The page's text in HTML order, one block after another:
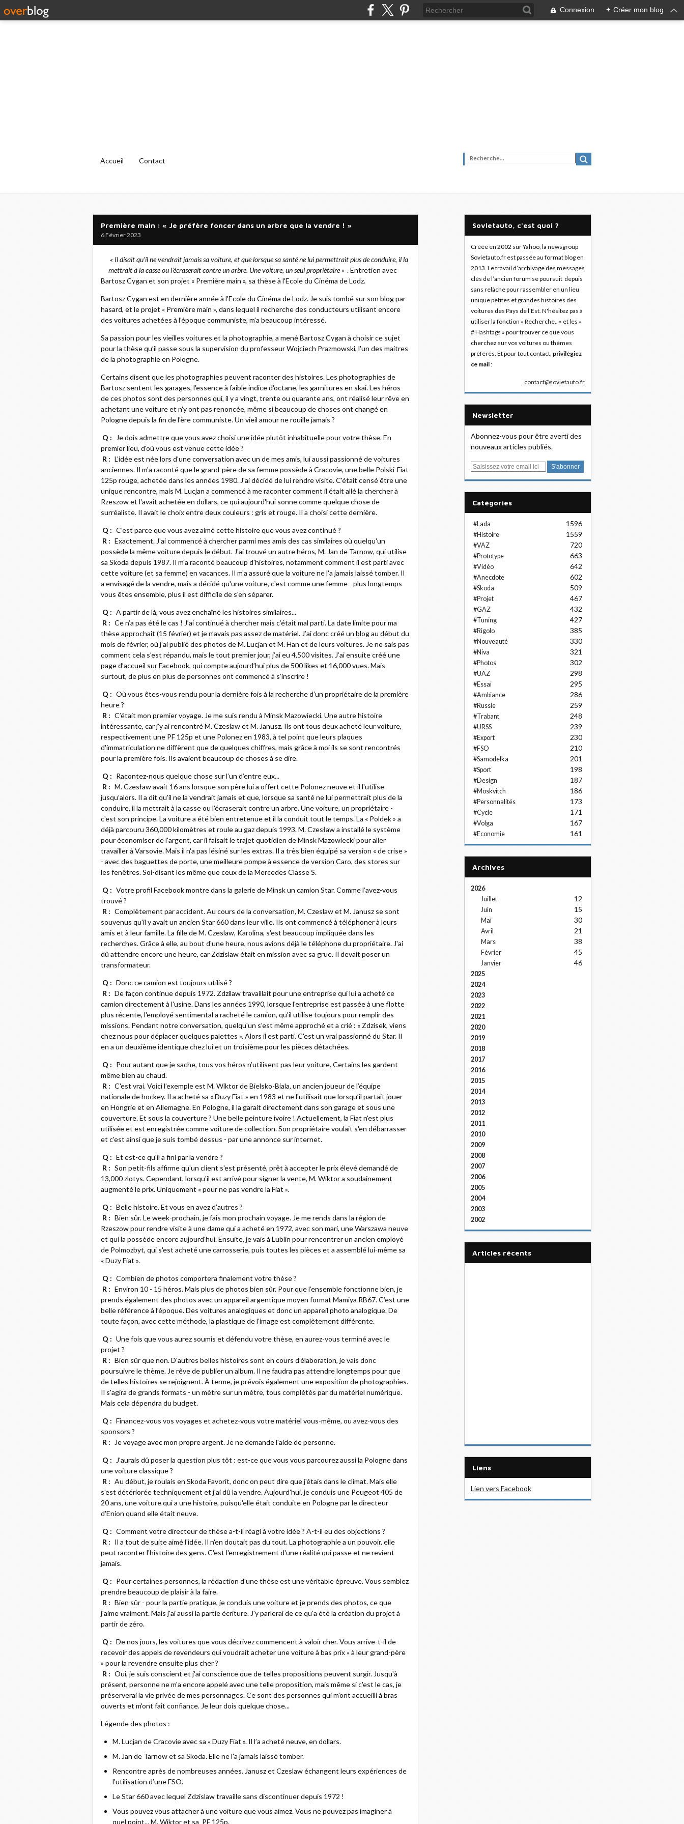
Connexion + Créer mon blog
Accueil Contact
Première main : « Je préfère foncer dans un arbre que la vendre ! »
6 Février 2023
« Il disait qu’il ne vendrait jamais sa voiture, et que lorsque sa santé ne lui permettrait plus de conduire, il la
mettrait à la casse ou l’écraserait contre un arbre. Une voiture, un seul propriétaire » . Entretien avec
Bartosz Cygan et son projet « Première main », sa thèse à l'Ecole du Cinéma de Lodz.
Bartosz Cygan est en dernière année à l'Ecole du Cinéma de Lodz. Je suis tombé sur son blog par
hasard, et le projet « Première main », dans lequel il recherche des conducteurs utilisant encore
des voitures achetées à l'époque communiste, m'a beaucoup intéressé.
Sa passion pour les vieilles voitures et la photographie, a mené Bartosz Cygan à choisir ce sujet
pour la thèse qu’il passe sous la supervision du professeur Wojciech Prazmowski, l'un des maitres
de la photographie en Pologne.
Certains disent que les photographies peuvent raconter des histoires. Les photographies de
Bartosz sentent les garages, l'essence à faible indice d'octane, les garnitures en skai. Les héros
de ces photos sont des personnes qui, il y a vingt, trente ou quarante ans, ont réalisé leur rêve en
achetant une voiture et n'y ont pas renoncée, même si beaucoup de choses ont changé en
Pologne depuis la fin de l'ère communiste. Un vieil amour ne rouille jamais ?
Q :
Je dois admettre que vous avez choisi une idée plutôt inhabituelle pour votre thèse. En
premier lieu, d'où vous est venue cette idée ?
R : L’idée est née lors d’une conversation avec un de mes amis, lui aussi passionné de voitures
anciennes. Il m'a raconté que le grand-père de sa femme possède à Cracovie, une belle Polski-Fiat
125p rouge, achetée dans les années 1980. J'ai décidé de lui rendre visite. C'était censé être une
unique rencontre, mais M. Lucjan a commencé à me raconter comment il était allé la chercher à
Rzeszow et l'avait achetée en dollars, ce qui aujourd'hui sonne comme quelque chose de
surréaliste. Il avait le choix entre deux couleurs : gris et rouge. Il a choisi cette dernière.
Q : C’est parce que vous avez aimé cette histoire que vous avez continué ?
R : Exactement. J'ai commencé à chercher parmi mes amis des cas similaires où quelqu'un
possède la même voiture depuis le début. J'ai trouvé un autre héros, M. Jan de Tarnow, qui utilise
sa Skoda depuis 1987. Il m'a raconté beaucoup d'histoires, notamment comment il est parti avec
cette voiture (et sa femme) en vacances. Il m'a assuré que la voiture ne l'a jamais laissé tomber. Il
a envisagé de la vendre, mais a décidé qu'une voiture, c'est comme une femme - plus longtemps
vous êtes ensemble, plus il est difficile de s'en séparer.
Q : A partir de là, vous avez enchaîné les histoires similaires...
R : Ce n’a pas été le cas ! J’ai continué à chercher mais c’était mal parti. La date limite pour ma
thèse approchait (15 février) et je n’avais pas assez de matériel. J’ai donc créé un blog au début du
mois de février, où j’ai publié des photos de M. Lucjan et M. Han et de leurs voitures. Je ne sais pas
comment cela s’est répandu, mais le tout premier jour, j’ai eu 4,500 visites. J’ai ensuite créé une
page d’accueil sur Facebook, qui compte aujourd’hui plus de 500 likes et 16,000 vues. Mais
surtout, de plus en plus de personnes ont commencé à s’inscrire !
Q : Où vous êtes-vous rendu pour la dernière fois à la recherche d’un propriétaire de la première
heure ?
R : C’était mon premier voyage. Je me suis rendu à Minsk Mazowiecki. Une autre histoire
intéressante, car j'y ai rencontré M. Czeslaw et M. Janusz. Ils ont tous deux acheté leur voiture,
respectivement une PF 125p et une Polonez en 1983, à tel point que leurs plaques
d'immatriculation ne diffèrent que de quelques chiffres, mais grâce à moi ils se sont rencontrés
pour la première fois. Ils avaient beaucoup de choses à se dire.
Q : Racontez-nous quelque chose sur l’un d’entre eux...
R : M. Czesław avait 16 ans lorsque son père lui a offert cette Polonez neuve et il l'utilise
jusqu’alors. Il a dit qu'il ne la vendrait jamais et que, lorsque sa santé ne lui permettrait plus de la
conduire, il la mettrait à la casse ou l'écraserait contre un arbre. Une voiture, un propriétaire -
c'est son principe. La voiture a été bien entretenue et il la conduit tout le temps. La « Poldek » a
déjà parcouru 360,000 kilomètres et roule au gaz depuis 1993. M. Czesław a installé le système
pour économiser de l'argent, car il faisait le trajet quotidien de Minsk Mazowiecki pour aller
travailler à Varsovie. Mais il n'a pas lésiné sur les extras. Il a très bien équipé sa version « de crise »
- avec des baguettes de porte, une meilleure pompe à essence de version Caro, des stores sur
les fenêtres. Soi-disant les même que ceux de la Mercedes Classe S.
Q : Votre profil Facebook montre dans la galerie de Minsk un camion Star. Comme l’avez-vous
trouvé ?
R : Complètement par accident. Au cours de la conversation, M. Czeslaw et M. Janusz se sont
souvenus qu'il y avait un ancien Star 660 dans leur ville. Ils ont commencé à téléphoner à leurs
amis et à leur famille. La fille de M. Czeslaw, Karolina, s'est beaucoup impliquée dans les
recherches. Grâce à elle, au bout d'une heure, nous avions déjà le téléphone du propriétaire. J'ai
dû attendre encore une heure, car Zdzislaw était en mission avec sa grue. Il devait poser un
transformateur.
Q : Donc ce camion est toujours utilisé ?
R : De façon continue depuis 1972. Zdzilaw travaillait pour une entreprise qui lui a acheté ce
camion directement à l'usine. Dans les années 1990, lorsque l'entreprise est passée à une flotte
plus récente, l'employé sentimental a racheté le camion, qu'il utilise toujours pour remplir des
missions. Pendant notre conversation, quelqu'un s'est même approché et a crié : « Zdzisek, viens
chez nous pour déplacer quelques palettes ». Alors il est parti. C'est un vrai passionné du Star. Il
en a un deuxième identique chez lui et un troisième pour les pièces détachées.
Q : Pour autant que je sache, tous vos héros n’utilisent pas leur voiture. Certains les gardent
même bien au chaud.
R : C'est vrai. Voici l’exemple est M. Wiktor de Bielsko-Biala, un ancien joueur de l’équipe
nationale de hockey. Il a acheté sa « Duzy Fiat » en 1983 et ne l'utilisait que lorsqu’il partait jouer
en Hongrie et en Allemagne. En Pologne, il la garait directement dans son garage et sous une
couverture. Et sous la couverture ? Une belle peinture ivoire ! Actuellement, la Fiat n'est plus
utilisée et est enregistrée comme voiture de collection. Son propriétaire voulait s'en débarrasser
et c'est ainsi que je suis tombé dessus - par une annonce sur internet.
Q : Et est-ce qu'il a fini par la vendre ?
R : Son petit-fils affirme qu'un client s'est présenté, prêt à accepter le prix élevé demandé de
13,000 zlotys. Cependant, lorsqu'il est arrivé pour signer la vente, M. Wiktor a soudainement
augmenté le prix. Uniquement « pour ne pas vendre la Fiat ».
Q : Belle histoire. Et vous en avez d’autres ?
R : Bien sûr. Le week-prochain, je fais mon prochain voyage. Je me rends dans la région de
Rzeszow pour rendre visite à une dame qui a acheté en 1972, avec son mari, une Warszawa neuve
et qui la possède encore aujourd'hui. Ensuite, je vais à Lublin pour rencontrer un ancien employé
de Polmozbyt, qui s'est acheté une carrosserie, puis toutes les pièces et a assemblé lui-même sa
« Duzy Fiat ».
Q : Combien de photos comportera finalement votre thèse ?
R : Environ 10 - 15 héros. Mais plus de photos bien sûr. Pour que l’ensemble fonctionne bien, je
prends également des photos avec un appareil argentique moyen format Mamiya RB67. C’est une
belle référence à l’époque. Des voitures analogiques et donc un appareil photo analogique. De
toute façon, avec cette méthode, la plastique de l’image est complètement différente.
Q : Une fois que vous aurez soumis et défendu votre thèse, en aurez-vous terminé avec le
projet ?
R : Bien sûr que non. D'autres belles histoires sont en cours d’élaboration, je vais donc
poursuivre le thème. Je rêve de publier un album. Il ne faudra pas attendre longtemps pour que
de telles histoires se rejoignent. À terme, je prévois également une exposition de photographies.
Il s'agira de grands formats - un mètre sur un mètre, tous complétés par du matériel numérique.
Mais cela dépendra du budget.
Q : Financez-vous vos voyages et achetez-vous votre matériel vous-même, ou avez-vous des
sponsors ?
R :
Je voyage avec mon propre argent. Je ne demande l'aide de personne.
Q :
J'aurais dû poser la question plus tôt : est-ce que vous vous parcourez aussi la Pologne dans
une voiture classique ?
R : Au début, je roulais en Skoda Favorit, donc on peut dire que j'étais dans le climat. Mais elle
s'est détériorée techniquement et j'ai dû la vendre. Aujourd'hui, je conduis une Peugeot 405 de
20 ans, une voiture qui a une histoire, puisqu'elle était conduite en Pologne par le directeur
d'Enion quand elle était neuve.
Q : Comment votre directeur de thèse a-t-il réagi à votre idée ? A-t-il eu des objections ?
R : Il a tout de suite aimé l'idée. Il n'en doutait pas du tout. La photographie a un pouvoir, elle
peut raconter l'histoire des gens. C'est l'enregistrement d'une réalité qui passe et ne revient
jamais.
Q : Pour certaines personnes, la rédaction d'une thèse est une véritable épreuve. Vous semblez
prendre beaucoup de plaisir à la faire.
R : Bien sûr - pour la partie pratique, je conduis une voiture et je prends des photos, ce que
j'aime vraiment. Mais j'ai aussi la partie écriture. J'y parlerai de ce qu'a été la création du projet à
partir de zéro.
Q : De nos jours, les voitures que vous décrivez commencent à valoir cher. Vous arrive-t-il de
recevoir des appels de revendeurs qui voudrait acheter une voiture à bas prix « à leur grand-père
» pour la revendre ensuite plus cher ?
R : Oui, je suis conscient et j'ai conscience que de telles propositions peuvent surgir. Jusqu'à
présent, personne ne m'a encore appelé avec une telle proposition, mais même si c'est le cas, je
préserverai la vie privée de mes personnages. Ce sont des personnes qui m'ont accueilli à bras
ouverts et m'ont fait confiance. Je leur dois quelque chose...
Légende des photos :
M. Lucjan de Cracovie avec sa « Duzy Fiat ». Il l’a acheté neuve, en dollars.
M. Jan de Tarnow et sa Skoda. Elle ne l'a jamais laissé tomber.
Rencontre après de nombreuses années. Janusz et Czeslaw échangent leurs expériences de
l'utilisation d’une FSO.
Le Star 660 avec lequel Zdzislaw travaille sans discontinuer depuis 1972 !
Vous pouvez vous attacher à une voiture que vous aimez. Vous ne pouvez pas imaginer à
quel point... M. Wiktor et sa PF 125p.
Sovietauto, c'est quoi ?
Créée en 2002 sur Yahoo, la newsgroup
Sovietauto.fr est passée au format blog en
2013. Le travail d’archivage des messages
clés de l’ancien forum se poursuit depuis
sans relâche pour rassembler en un lieu
unique petites et grandes histoires des
voitures des Pays de l’Est. N'hésitez pas à
utiliser la fonction « Recherche.. » et les «
# Hashtags » pour trouver ce que vous
cherchez sur vos voitures ou thèmes
préférés. Et pour tout contact, privilégiez
ce mail:
contact@sovietauto.fr
Newsletter
Abonnez-vous pour être averti des
nouveaux articles publiés.
E
Catégories
#Lada 1596
#Histoire 1559
#VAZ 720
#Prototype 663
#Vidéo 642
#Anecdote 602
#Skoda 509
#Projet 467
#GAZ 432
#Tuning 427
#Rigolo 385
#Nouveauté 330
#Niva 321
#Photos 302
#UAZ 298
#Essai 295
#Ambiance 286
#Russie 259
#Trabant 248
#URSS 239
#Export 230
#FSO 210
#Samodelka 201
#Sport 198
#Design 187
#Moskvitch 186
#Personnalités 173
#Cycle 171
#Volga 167
#Economie 161
Archives
2026
Juillet
12
Juin 15
Mai 30
Avril 21
Mars 38
Février 45
Janvier 46
2025
2024
2023
2022
2021
2020
2019
2018
2017
2016
2015
2014
2013
2012
2011
2010
2009
2008
2007
2006
2005
2004
2003
2002
articles récents
Liens
Lien vers Facebook